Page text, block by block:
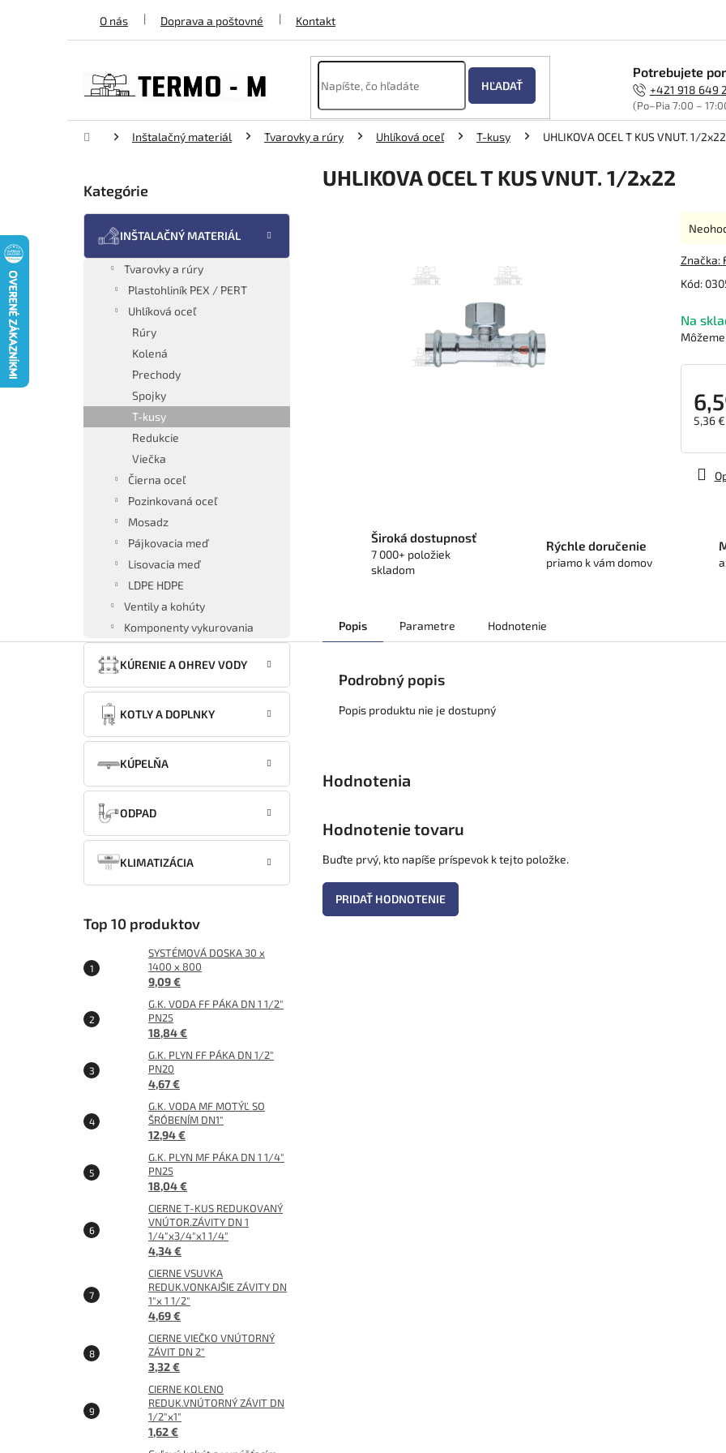
O nás Doprava a poštovné Kontakt
HĽADAŤ
Potrebujete
+421 918 649
(Po–Pia 7:00 –
DomovInštalačný materiál Tvarovky a rúry Uhlíková oceľ T-kusy UHLIKOVA OCEL T KUS VNUT. 1/2x22
Preskočiť
Kategórie
INŠTALAČNÝ MATERIÁL
Tvarovky a rúry
Plastohliník PEX / PERT
Uhlíková oceľ
Rúry
Kolená
Prechody
Spojky
T-kusy
Redukcie
Viečka
Čierna oceľ
Pozinkovaná oceľ
Mosadz
Pájkovacia meď
Lisovacia meď
LDPE HDPE
Ventily a kohúty
Komponenty vykurovania
KÚRENIE A OHREV VODY
KOTLY A DOPLNKY
KÚPELŇA
ODPAD
KLIMATIZÁCIA
Top 10 produktov
SYSTÉMOVÁ DOSKA 30 x
1400 x 800
9,09 €
G.K. VODA FF PÁKA DN 1 1/2"
PN25
18,84 €
G.K. PLYN FF PÁKA DN 1/2"
PN20
4,67 €
G.K. VODA MF MOTÝĽ SO
ŠRÓBENÍM DN1"
12,94 €
G.K. PLYN MF PÁKA DN 1 1/4"
PN25
18,04 €
CIERNE T-KUS REDUKOVANÝ
VNÚTOR.ZÁVITY DN 1
1/4"x3/4"x1 1/4"
4,34 €
CIERNE VSUVKA
REDUK.VONKAJŠIE ZÁVITY DN
1"x 1 1/2"
4,69 €
CIERNE VIEČKO VNÚTORNÝ
ZÁVIT DN 2"
3,32 €
CIERNE KOLENO
REDUK.VNÚTORNÝ ZÁVIT DN
1/2"x1"
1,62 €
UHLIKOVA OCEL T KUS VNUT. 1/2x22
Kód:
Na
5,36
0,0
5
Značka:
Široká dostupnosť
7 000+ položiek
skladom
Rýchle doručenie
priamo k vám domov
Popis Parametre Hodnotenie
Podrobný popis
Popis produktu nie je dostupný
Hodnotenie tovaru
Buďte prvý, kto napíše príspevok k tejto položke.
PRIDAŤ HODNOTENIE